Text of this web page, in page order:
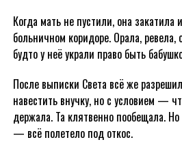
Когда мать не пустили, она закатила
больничном коридоре. Орала, ревела,
будто у неё украли право быть
После выписки Света всё же
навестить внучку, но с условием —
держала. Та клятвенно пообещала. Но
— всё полетело под откос.